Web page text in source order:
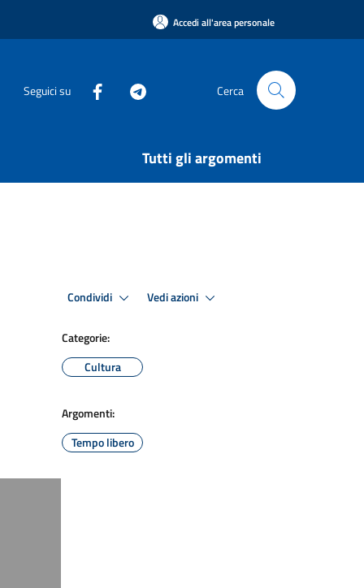
Accedi all'area personale
Seguici su Cerca
Tutti gli argomenti
Condividi Vedi azioni
Categorie:
Cultura
Argomenti:
Tempo libero